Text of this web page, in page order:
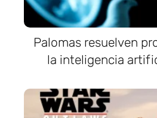
Palomas resuelven
la inteligencia